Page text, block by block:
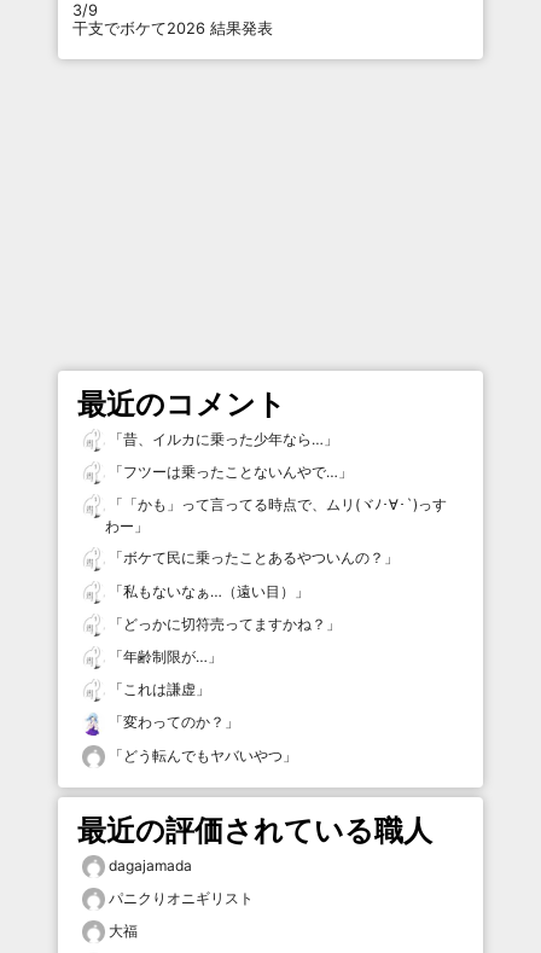
3/9
干支でボケて2026 結果発表
最近のコメント
「昔、イルカに乗った少年なら… 」
「フツーは乗ったことないんやで… 」
「 「かも」って言ってる時点で、ムリ(ヾﾉ･∀･`)っす
わー 」
「ボケて民に乗ったことあるやついんの？ 」
「私もないなぁ…（遠い目）
」
「 どっかに切符売ってますかね？ 」
「年齢制限が… 」
「これは謙虚 」
「変わってのか？ 」
「 どう転んでもヤバいやつ 」
最近の評価されている職人
dagajamada
パニクりオニギリスト
大福